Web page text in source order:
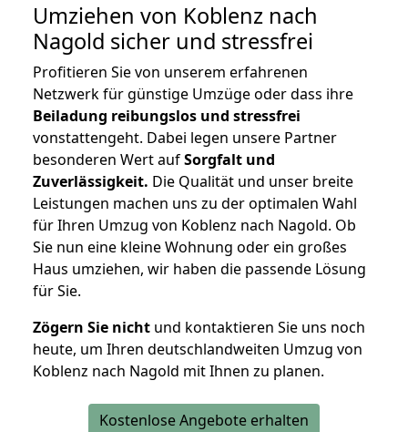
Umziehen von Koblenz nach
Nagold sicher und stressfrei
Profitieren Sie von unserem erfahrenen
Netzwerk für günstige Umzüge oder dass ihre
Beiladung reibungslos und stressfrei
vonstattengeht. Dabei legen unsere Partner
besonderen Wert aufSorgfalt und
Zuverlässigkeit. Die Qualität und unser breite
Leistungen machen uns zu der optimalen Wahl
für Ihren Umzug von Koblenz nach Nagold. Ob
Sie nun eine kleine Wohnung oder ein großes
Haus umziehen, wir haben die passende Lösung
für Sie.
Zögern Sie nicht und kontaktieren Sie uns noch
heute, um Ihren deutschlandweiten Umzug von
Koblenz nach Nagold mit Ihnen zu planen.
Kostenlose Angebote erhalten